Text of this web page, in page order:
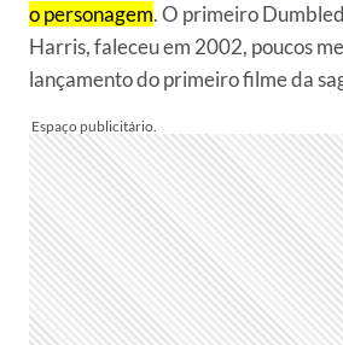
o personagem. O primeiro
Harris, faleceu em 2002, poucos
lançamento do primeiro filme da